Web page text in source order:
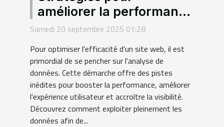
améliorer la performance
de votre site grâce à
Samedi 20 septembre 2025 01:28
Pour optimiser l'efficacité d'un site web, il est
primordial de se pencher sur l'analyse de
données. Cette démarche offre des pistes
inédites pour booster la performance, améliorer
l'expérience utilisateur et accroître la visibilité.
Découvrez comment exploiter pleinement les
données afin de...